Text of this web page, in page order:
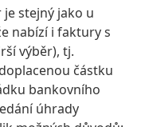
stejný jako u
nabízí i faktury s
výběr), tj.
částku
bankovního
úhrady